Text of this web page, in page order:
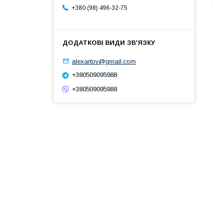
+380 (98) 496-32-75
alexartov@gmail.com
+380509095988
+380509095988